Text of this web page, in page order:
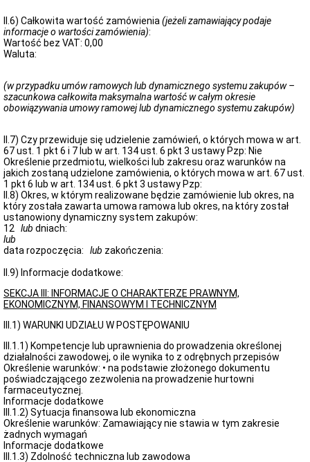
II.6) Całkowita wartość zamówienia (jeżeli zamawiający podaje
informacje o wartości zamówienia):
Wartość bez VAT: 0,00
Waluta:
(w przypadku umów ramowych lub dynamicznego systemu zakupów –
szacunkowa całkowita maksymalna wartość w całym okresie
obowiązywania umowy ramowej lub dynamicznego systemu zakupów)
II.7) Czy przewiduje się udzielenie zamówień, o których mowa w art.
67 ust. 1 pkt 6 i 7 lub w art. 134 ust. 6 pkt 3 ustawy Pzp: Nie
Określenie przedmiotu, wielkości lub zakresu oraz warunków na
jakich zostaną udzielone zamówienia, o których mowa w art. 67 ust.
1 pkt 6 lub w art. 134 ust. 6 pkt 3 ustawy Pzp:
II.8) Okres, w którym realizowane będzie zamówienie lub okres, na
który została zawarta umowa ramowa lub okres, na który został
ustanowiony dynamiczny system zakupów:
12
lub dniach:
lub
data rozpoczęcia:
lub zakończenia:
II.9) Informacje dodatkowe:
SEKCJA III: INFORMACJE O CHARAKTERZE PRAWNYM,
EKONOMICZNYM, FINANSOWYM I TECHNICZNYM
III.1) WARUNKI UDZIAŁU W POSTĘPOWANIU
III.1.1) Kompetencje lub uprawnienia do prowadzenia określonej
działalności zawodowej, o ile wynika to z odrębnych przepisów
Określenie warunków: • na podstawie złożonego dokumentu
poświadczającego zezwolenia na prowadzenie hurtowni
farmaceutycznej.
Informacje dodatkowe
III.1.2) Sytuacja finansowa lub ekonomiczna
Określenie warunków: Zamawiający nie stawia w tym zakresie
żadnych wymagań
Informacje dodatkowe
III.1.3) Zdolność techniczna lub zawodowa